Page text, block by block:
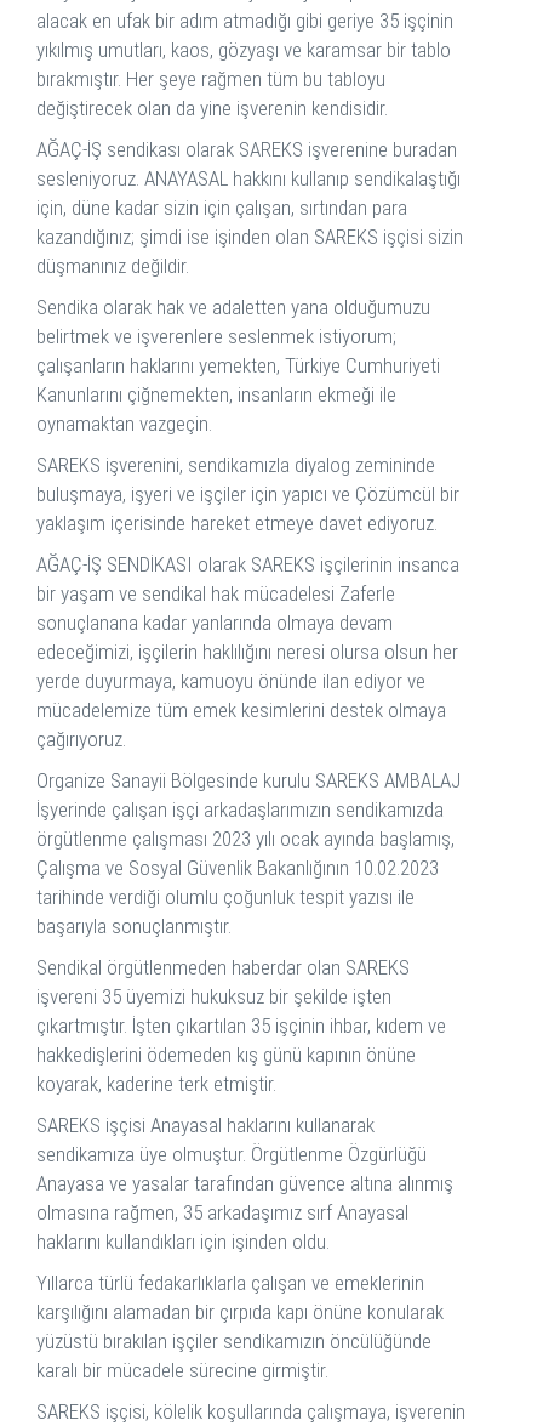
alacak en ufak bir adım atmadığı gibi geriye 35 işçinin
yıkılmış umutları, kaos, gözyaşı ve karamsar bir tablo
bırakmıştır. Her şeye rağmen tüm bu tabloyu
değiştirecek olan da yine işverenin kendisidir.
AĞAÇ-İŞ sendikası olarak SAREKS işverenine buradan
sesleniyoruz. ANAYASAL hakkını kullanıp sendikalaştığı
için, düne kadar sizin için çalışan, sırtından para
kazandığınız; şimdi ise işinden olan SAREKS işçisi sizin
düşmanınız değildir.
Sendika olarak hak ve adaletten yana olduğumuzu
belirtmek ve işverenlere seslenmek istiyorum;
çalışanların haklarını yemekten, Türkiye Cumhuriyeti
Kanunlarını çiğnemekten, insanların ekmeği ile
oynamaktan vazgeçin.
SAREKS işverenini, sendikamızla diyalog zemininde
buluşmaya, işyeri ve işçiler için yapıcı ve Çözümcül bir
yaklaşım içerisinde hareket etmeye davet ediyoruz.
AĞAÇ-İŞ SENDİKASI olarak SAREKS işçilerinin insanca
bir yaşam ve sendikal hak mücadelesi Zaferle
sonuçlanana kadar yanlarında olmaya devam
edeceğimizi, işçilerin haklılığını neresi olursa olsun her
yerde duyurmaya, kamuoyu önünde ilan ediyor ve
mücadelemize tüm emek kesimlerini destek olmaya
çağırıyoruz.
Organize Sanayii Bölgesinde kurulu SAREKS AMBALAJ
İşyerinde çalışan işçi arkadaşlarımızın sendikamızda
örgütlenme çalışması 2023 yılı ocak ayında başlamış,
Çalışma ve Sosyal Güvenlik Bakanlığının 10.02.2023
tarihinde verdiği olumlu çoğunluk tespit yazısı ile
başarıyla sonuçlanmıştır.
Sendikal örgütlenmeden haberdar olan SAREKS
işvereni 35 üyemizi hukuksuz bir şekilde işten
çıkartmıştır. İşten çıkartılan 35 işçinin ihbar, kıdem ve
hakkedişlerini ödemeden kış günü kapının önüne
koyarak, kaderine terk etmiştir.
SAREKS işçisi Anayasal haklarını kullanarak
sendikamıza üye olmuştur. Örgütlenme Özgürlüğü
Anayasa ve yasalar tarafından güvence altına alınmış
olmasına rağmen, 35 arkadaşımız sırf Anayasal
haklarını kullandıkları için işinden oldu.
Yıllarca türlü fedakarlıklarla çalışan ve emeklerinin
karşılığını alamadan bir çırpıda kapı önüne konularak
yüzüstü bırakılan işçiler sendikamızın öncülüğünde
karalı bir mücadele sürecine girmiştir.
SAREKS işçisi, kölelik koşullarında çalışmaya, işverenin